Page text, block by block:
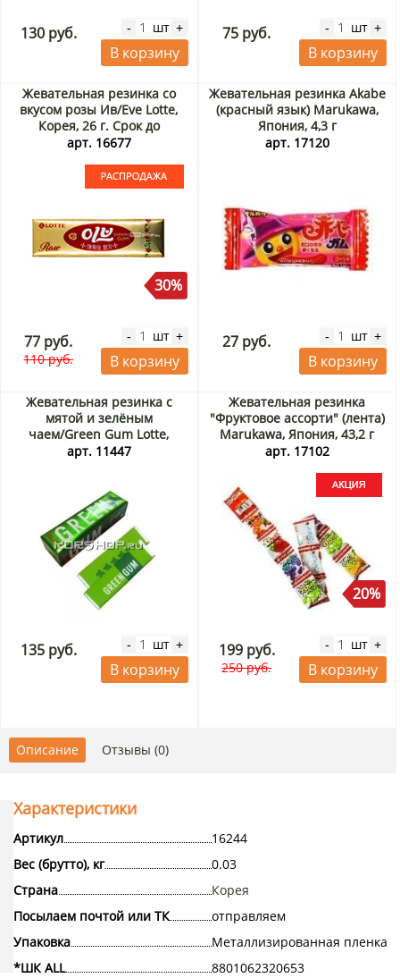
130 руб. - шт +
В корзину
75 руб. - шт +
В корзину
Жевательная резинка со
вкусом розы Ив/Eve Lotte,
Корея, 26 г. Срок до
09.09.2026. Распродажа
арт. 16677
30%
77 руб.
110 руб.
- шт +
В корзину
Жевательная резинка Akabe
(красный язык) Marukawa,
Япония, 4,3 г
арт. 17120
27 руб. - шт +
В корзину
Жевательная резинка с
мятой и зелёным
чаем/Green Gum Lotte,
Япония, 26,1 г
арт. 11447
135 руб. - шт +
В корзину
Жевательная резинка
"Фруктовое ассорти" (лента)
Marukawa, Япония, 43,2 г
Акция
арт. 17102
20%
199 руб.
250 руб.
- шт +
В корзину
Описание Отзывы (0)
Характеристики
Артикул
16244
Вес (брутто), кг
0.03
Страна
Корея
Посылаем почтой или ТК
отправляем
Упаковка
Металлизированная пленка
*ШК ALL
8801062320653